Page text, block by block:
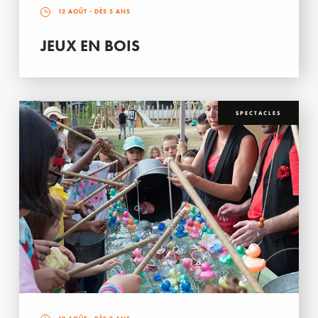
12 AOÛT - DÈS 5 ANS
JEUX EN BOIS
SPECTACLES